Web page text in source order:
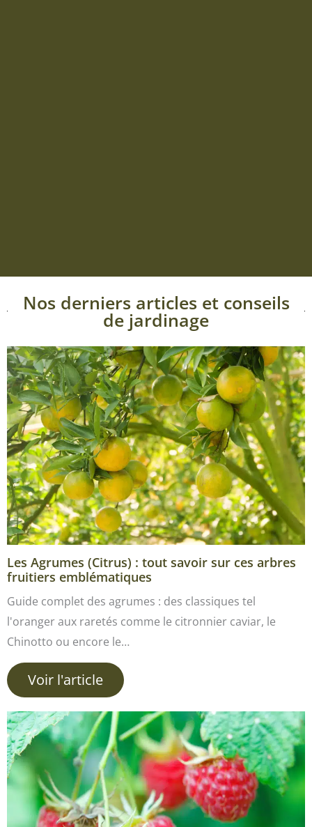
Nos derniers articles et conseils
de jardinage
Les Agrumes (Citrus) : tout savoir sur ces arbres
fruitiers emblématiques
Guide complet des agrumes : des classiques tel
l'oranger aux raretés comme le citronnier caviar, le
Chinotto ou encore le…
Voir l'article